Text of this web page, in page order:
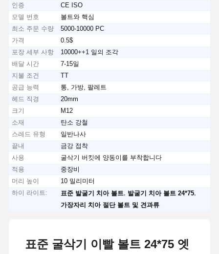
인증
CE ISO
모델 번호
볼트와 핵심
최소 주문 수량
5000-10000 PC
가격
0.5$
포장 세부 사항
10000++1 일의 조각
배달 시간
7-15일
지불 조건
TT
공급 능력
통, 가방, 팔레트
헤드 직경
20mm
크기
M12
소재
탄소 강철
스레드 유형
일반나사
끝내
금강 접착
사용
굴삭기 버킷에 양동이를 부착합니다
적용
중장비
머리 높이
10 밀리미터
하이 라이트:
표준 발굴기 치아 볼트 발굴기 치아 볼트 24*75
가장자리 치아 절단 볼트 및 견과류
표준 굴삭기 이빨 볼트 24*75 엣